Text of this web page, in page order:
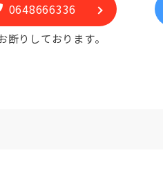
0648666336
りしております。